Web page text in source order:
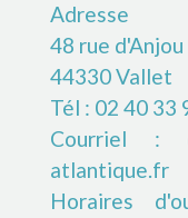
Adresse
48 rue d'Anjou
44330 Vallet
Tél : 02 40 33
Courriel :
atlantique.fr
Horaires